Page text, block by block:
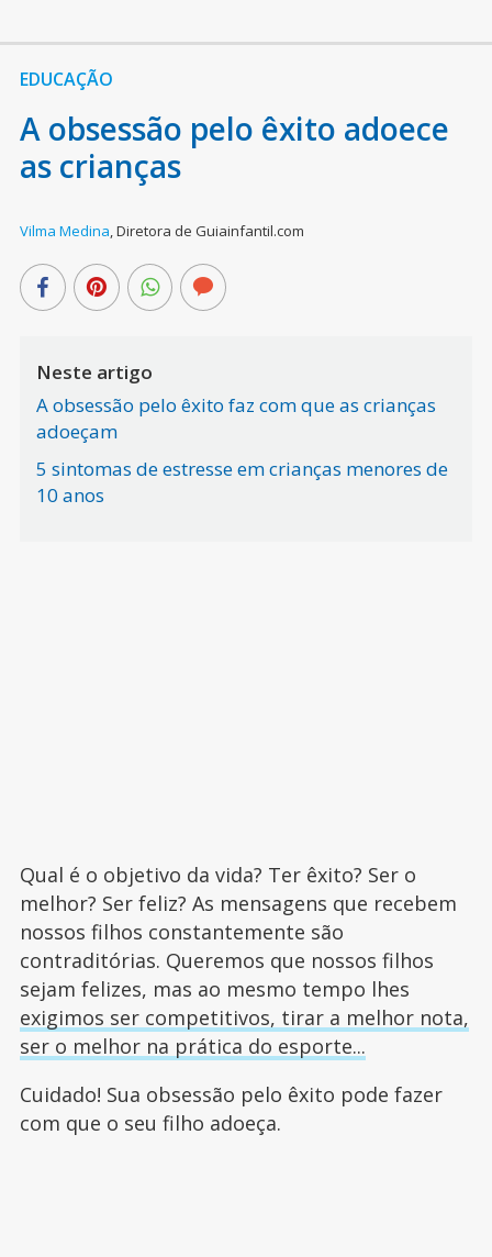
EDUCAÇÃO
A obsessão pelo êxito adoece
as crianças
Vilma Medina,Diretora de Guiainfantil.com
Neste artigo
A obsessão pelo êxito faz com que as crianças
adoeçam
5 sintomas de estresse em crianças menores de
10 anos
Qual é o objetivo da vida? Ter êxito? Ser o
melhor? Ser feliz? As mensagens que recebem
nossos filhos constantemente são
contraditórias. Queremos que nossos filhos
sejam felizes, mas ao mesmo tempo lhes
exigimos ser competitivos, tirar a melhor nota,
ser o melhor na prática do esporte...
Cuidado! Sua obsessão pelo êxito pode fazer
com que o seu filho adoeça.